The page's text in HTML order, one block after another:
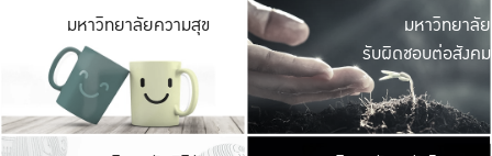
มหาวิทยาลัยความสุข มหาวิ
ค
เปิดประ
และพบเรื่องราวใ
มหาวิทยาลัย
รับผิดชอบต่อสังคม